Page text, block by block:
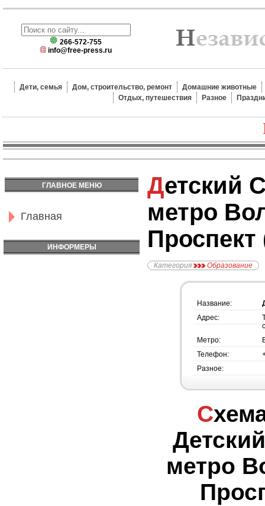
266-572-755
info@free-press.ru
Дети, семья Дом, строительство, ремонт
Домашние животные
Отдых, путешествия
Разное
ГЛАВНОЕ МЕНЮ
Главная
ИНФОРМЕРЫ
Детский Сад №1942,
метро
Категория Образование
Название:
Адрес:
Метро:
Телефон:
Разное:
Схема проезда -
метро